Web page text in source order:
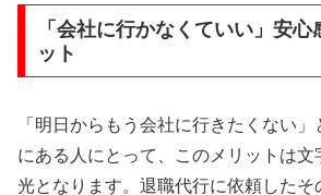
「会社に行かなくていい」安心
ット
「明日からもう会社に行きたくない
にある人にとって、このメリットは文
光となります。退職代行に依頼したそ